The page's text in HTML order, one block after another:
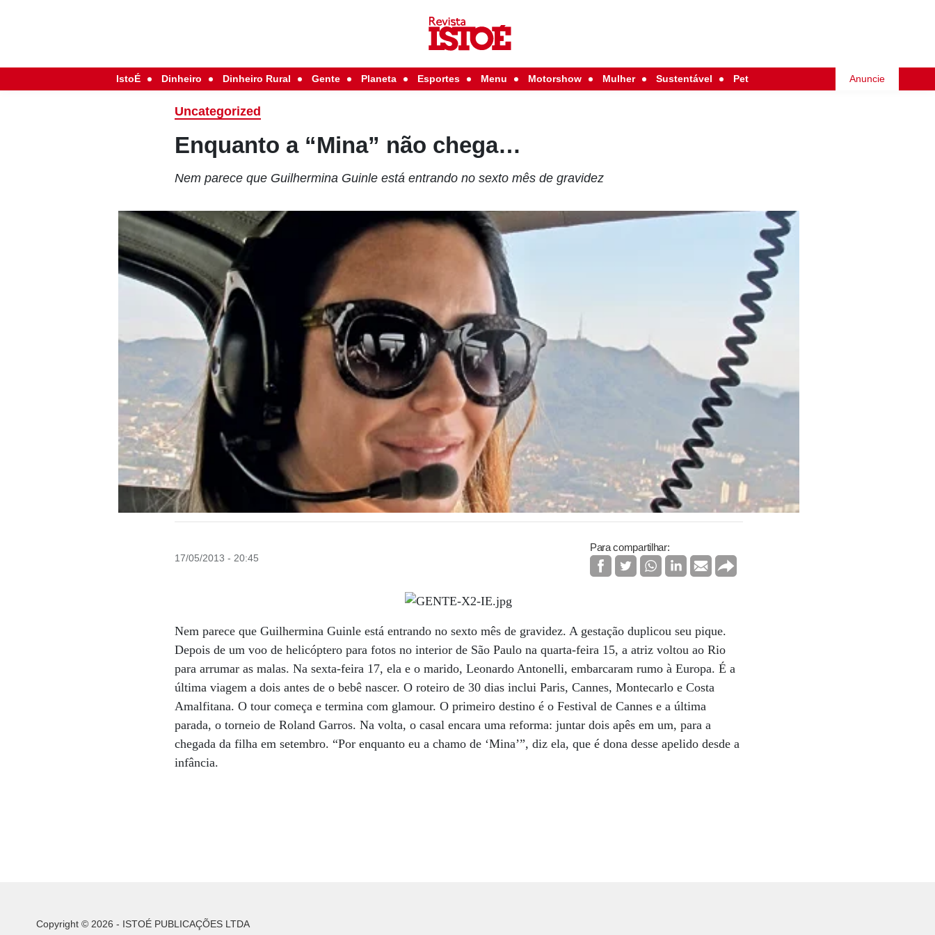
IstoÉ Dinheiro Dinheiro Rural Gente Planeta Esportes Menu Motorshow Mulher Sustentável Pet Anuncie
Uncategorized
Enquanto a “Mina” não chega…
Nem parece que Guilhermina Guinle está entrando no sexto mês de gravidez
17/05/2013 - 20:45
Para compartilhar:
Nem parece que Guilhermina Guinle está entrando no sexto mês de gravidez. A gestação duplicou seu pique.
Depois de um voo de helicóptero para fotos no interior de São Paulo na quarta-feira 15, a atriz voltou ao Rio
para arrumar as malas. Na sexta-feira 17, ela e o marido, Leonardo Antonelli, embarcaram rumo à Europa. É a
última viagem a dois antes de o bebê nascer. O roteiro de 30 dias inclui Paris, Cannes, Montecarlo e Costa
Amalfitana. O tour começa e termina com glamour. O primeiro destino é o Festival de Cannes e a última
parada, o torneio de Roland Garros. Na volta, o casal encara uma reforma: juntar dois apês em um, para a
chegada da filha em setembro. “Por enquanto eu a chamo de ‘Mina’”, diz ela, que é dona desse apelido desde a
infância.
Copyright © 2026 - ISTOÉ PUBLICAÇÕES LTDA